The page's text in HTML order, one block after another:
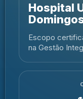
Hospital
Escopo
na Gestão